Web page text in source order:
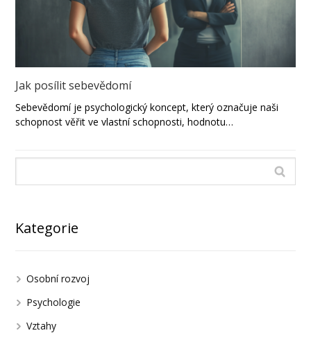
Jak posílit sebevědomí
Sebevědomí je psychologický koncept, který označuje naši
schopnost věřit ve vlastní schopnosti, hodnotu…
Kategorie
Osobní rozvoj
Psychologie
Vztahy